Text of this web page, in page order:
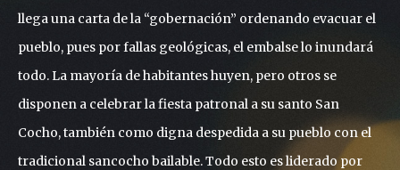
llega una carta de la “gobernación” ordenando evacuar el
pueblo, pues por fallas geológicas, el embalse lo inundará
todo. La mayoría de habitantes huyen, pero otros se
disponen a celebrar la fiesta patronal a su santo San
Cocho, también como digna despedida a su pueblo con el
tradicional sancocho bailable. Todo esto es liderado por